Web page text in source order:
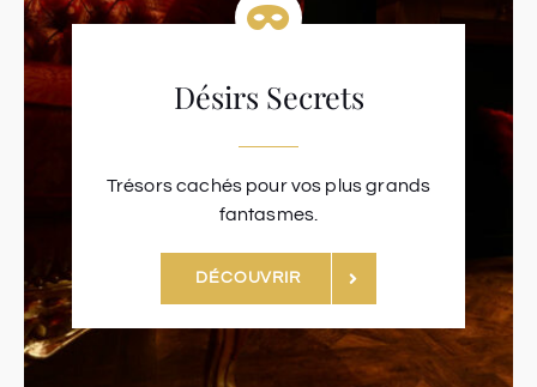
Désirs Secrets
Trésors cachés pour vos plus grands
fantasmes.
DÉCOUVRIR